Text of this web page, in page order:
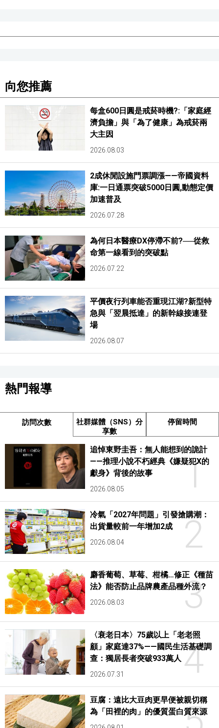
向您推薦
每盒600日圓是戒菸時機?:「家庭經
濟負擔」與「為了健康」為戒菸兩
大主因
2026.08.03
2成休閒設施門票調漲——帝國資料
庫:一日通票突破5000日圓,動態定價
加速普及
2026.07.28
為何日本醫療DX停滯不前?──從救
命第一線看到的突破點
2026.07.22
平價夜行列車能否重現江湖?新型特
急與「翌晨抵達」的新幹線接連登
場
2026.08.07
熱門報導
訪問次數
社群媒體（SNS）分
享數
停留時間
1
追悼東野圭吾：無人能想到的詭計
——推理小說不朽經典《嫌疑犯X的
獻身》背後的故事
2026.08.05
2
冷氣「2027年問題」引發搶購潮：
出貨量較前一年增加2成
2026.08.04
3
麝香葡萄、草莓、柑橘…修正《種苗
法》能否防止品牌農產品種外流？
2026.08.03
4
〈衰老日本〉75歲以上「老老照
顧」家庭達37%——國民生活基礎調
查：獨居長者突破933萬人
2026.07.31
豆腐：遠比大豆肉更早便被親切稱
為「田裡的肉」的優質蛋白質來源